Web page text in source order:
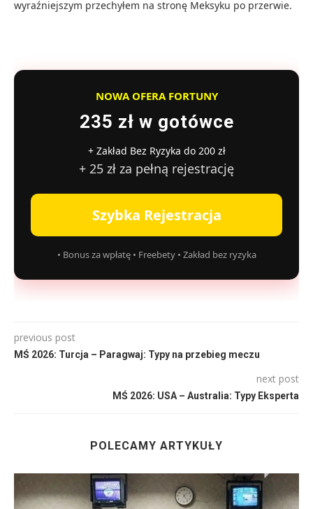
wyraźniejszym przechyłem na stronę Meksyku po przerwie.
NOWA OFERA FORTUNY
235 zł w gotówce
+ Zakład Bez Ryzyka do 200 zł
+ 25 zł za pełną rejestrację
Szybka Rejestracja
• Bonus za wpłatę • Freebety • Zakład bez ryzyka
previous post
MŚ 2026: Turcja – Paragwaj: Typy na przebieg meczu
next post
MŚ 2026: USA – Australia: Typy Eksperta
POLECAMY ARTYKUŁY